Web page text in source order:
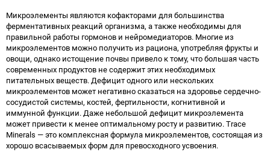
Микроэлементы являются кофакторами для большинства
ферментативных реакций организма, а также необходимы для
правильной работы гормонов и нейромедиаторов. Многие из
микроэлементов можно получить из рациона, употребляя фрукты и
овощи, однако истощение почвы привело к тому, что большая часть
современных продуктов не содержит этих необходимых
питательных веществ. Дефицит одного или нескольких
микроэлементов может негативно сказаться на здоровье сердечно-
сосудистой системы, костей, фертильности, когнитивной и
иммунной функции. Даже небольшой дефицит микроэлемента
может привести к менее оптимальному росту и развитию. Trace
Minerals — это комплексная формула микроэлементов, состоящая из
хорошо всасываемых форм для превосходного усвоения.